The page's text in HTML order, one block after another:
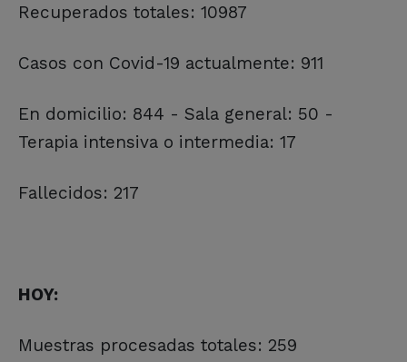
Recuperados totales: 10987
Casos con Covid-19 actualmente: 911
En domicilio: 844 - Sala general: 50 -
Terapia intensiva o intermedia: 17
Fallecidos: 217
HOY:
Muestras procesadas totales: 259